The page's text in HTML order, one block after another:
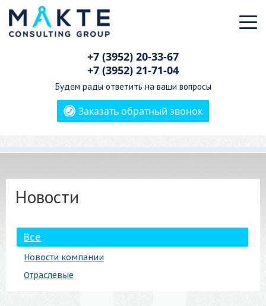
+7 (3952) 20-33-67
+7 (3952) 21-71-04
Будем рады ответить на ваши вопросы
Заказать обратный звонок
Новости
Все
Новости компании
Отраслевые